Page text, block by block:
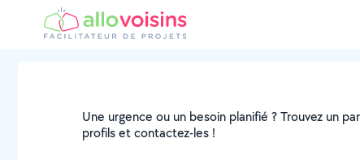
Une urgence ou un besoin planifié ? Trouvez un
profils et contactez-les !